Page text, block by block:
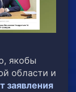
якобы
области и
заявления